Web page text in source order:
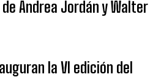
Andrea Jordán y Walter
la VI edición del